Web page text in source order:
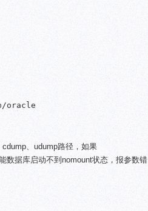
oracle
、udump路径，如果
数据库启动不到nomount状态，报参数错